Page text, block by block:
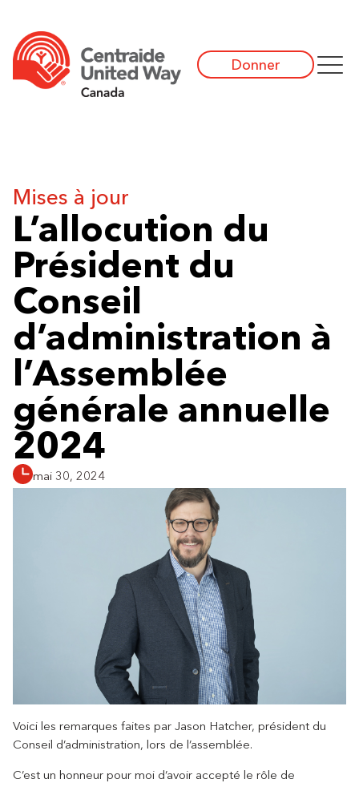
Donner
Mises à jour
L’allocution du
Président du
Conseil
d’administration à
l’Assemblée
générale annuelle
2024
mai 30, 2024
Voici les remarques faites par Jason Hatcher, président du
Conseil d’administration, lors de l’assemblée.
C’est un honneur pour moi d’avoir accepté le rôle de